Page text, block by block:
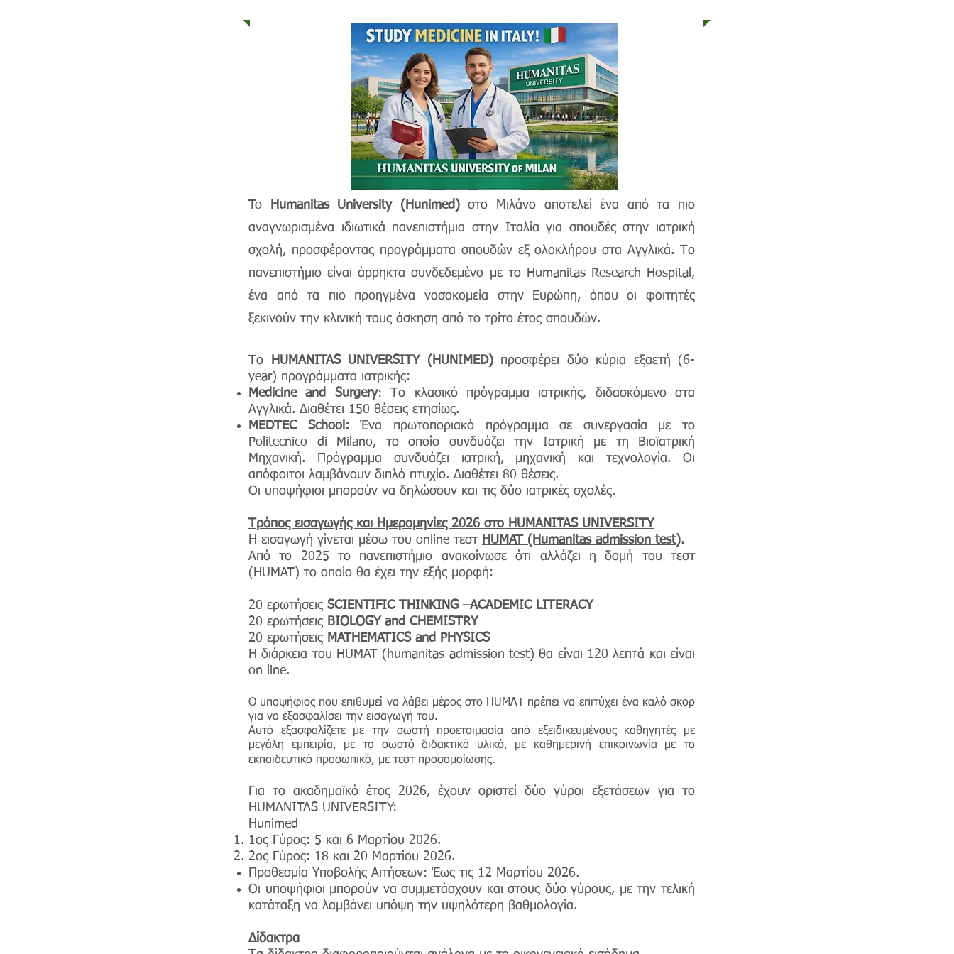
To Humanitas University (Hunimed)στο Μιλάνο αποτελεί ένα από τα πιο
αναγνωρισμένα ιδιωτικά πανεπιστήμια στην Ιταλία για σπουδές στην ιατρική
σχολή, προσφέροντας προγράμματα σπουδών εξ ολοκλήρου στα Αγγλικά. Το
πανεπιστήμιο είναι άρρηκτα συνδεδεμένο με το Humanitas Research Hospital,
ένα από τα πιο προηγμένα νοσοκομεία στην Ευρώπη, όπου οι φοιτητές
ξεκινούν την κλινική τους άσκηση από το τρίτο έτος σπουδών.
Το HUMANITAS UNIVERSITY (HUNIMED)προσφέρει δύο κύρια εξαετή (6-
year) προγράμματα ιατρικής:
Medicine and Surgery: Το κλασικό πρόγραμμα ιατρικής, διδασκόμενο στα
Αγγλικά. Διαθέτει 150 θέσεις ετησίως.
MEDTEC School: Ένα πρωτοποριακό πρόγραμμα σε συνεργασία με το
Politecnico di Milano, το οποίο συνδυάζει την Ιατρική με τη Βιοϊατρική
Μηχανική. Πρόγραμμα συνδυάζει ιατρική, μηχανική και τεχνολογία. Οι
απόφοιτοι λαμβάνουν διπλό πτυχίο. Διαθέτει 80 θέσεις.
Οι υποψήφιοι μπορούν να δηλώσουν και τις δύο ιατρικές σχολές.
Τρόπος εισαγωγής και Ημερομηνίες 2026 στο HUMANITAS UNIVERSITY
Η εισαγωγή γίνεται μέσω του online τεστ HUMAT (Humanitas admission test).
Από το 2025 το πανεπιστήμιο ανακοίνωσε ότι αλλάζει η δομή του τεστ
(HUMAT) το οποίο θα έχει την εξής μορφή:
20 ερωτήσεις SCIENTIFIC THINKING –ACADEMIC LITERACY
20 ερωτήσεις BIOLOGY and CHEMISTRY
20 ερωτήσεις MATHEMATICS and PHYSICS
Η διάρκεια του HUMAT (humanitas admission test) θα είναι 120 λεπτά και είναι
on line.
Ο υποψήφιος που επιθυμεί να λάβει μέρος στο HUMAT
πρέπει να επιτύχει ένα καλό σκορ
για να εξασφαλίσει την εισαγωγή του.
Αυτό εξασφαλίζετε με την σωστή προετοιμασία από εξειδικευμένους καθηγητές με
μεγάλη εμπειρία, με το σωστό διδακτικό υλικό, με καθημερινή επικοινωνία με το
εκπαιδευτικό προσωπικό, με τεστ προσομοίωσης.
Για το ακαδημαϊκό έτος 2026, έχουν οριστεί δύο γύροι εξετάσεων για το
HUMANITAS UNIVERSITY:
Hunimed
1ος Γύρος: 5 και 6 Μαρτίου 2026.
2ος Γύρος: 18 και 20 Μαρτίου 2026.
Προθεσμία Υποβολής Αιτήσεων: Έως τις 12 Μαρτίου 2026.
Οι υποψήφιοι μπορούν να συμμετάσχουν και στους δύο γύρους, με την τελική
κατάταξη να λαμβάνει υπόψη την υψηλότερη βαθμολογία.
Δίδακτρα